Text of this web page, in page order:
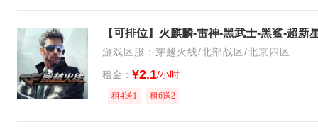
游戏区服：穿越火线/北部战区/北京四区
租金： ¥2.1/小时
租4送1 租6送2